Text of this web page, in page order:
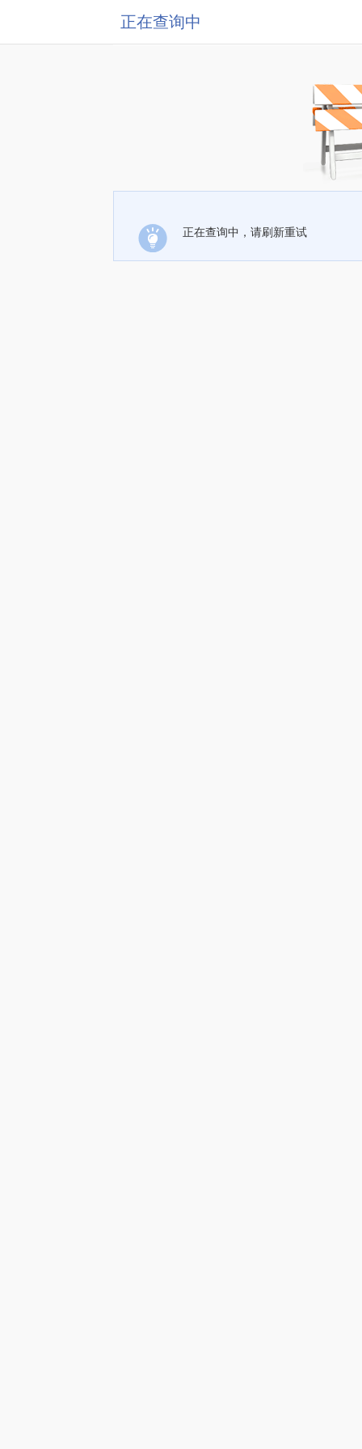
正在查询中
正在查询中，请刷新重试